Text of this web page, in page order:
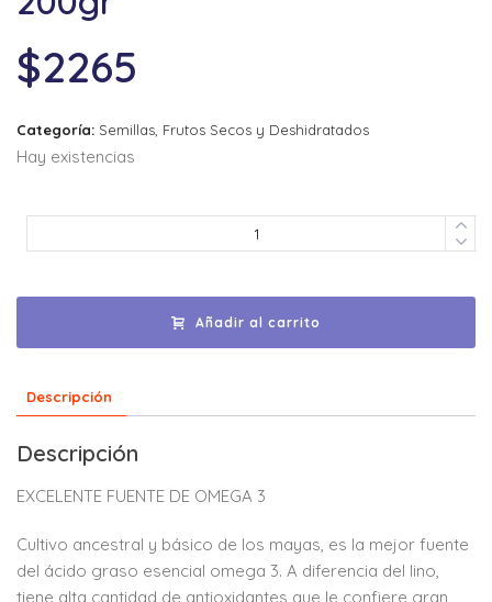
$2265
Categoría: Semillas, Frutos Secos y Deshidratados
Hay existencias
Añadir al carrito
Descripción
Descripción
EXCELENTE FUENTE DE OMEGA 3
Cultivo ancestral y básico de los mayas, es la mejor fuente
del ácido graso esencial omega 3. A diferencia del lino,
tiene alta cantidad de antioxidantes que le confiere gran